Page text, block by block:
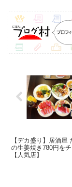
【デカ盛り】居酒
の生姜焼き780円を
【人気店】